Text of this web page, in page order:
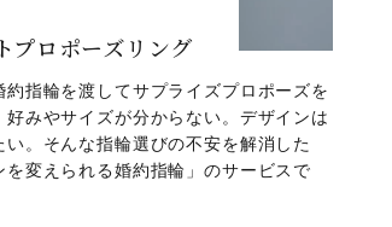
プロポーズリング
約指輪を渡してサプライズプロポーズを
好みやサイズが分からない。デザインは
い。そんな指輪選びの不安を解消した
を変えられる婚約指輪」のサービスで